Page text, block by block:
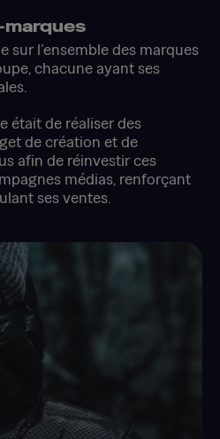
sur l’ensemble des marques
chacune ayant ses
était de réaliser des
de création et de
afin de réinvestir ces
médias, renforçant
ses ventes.